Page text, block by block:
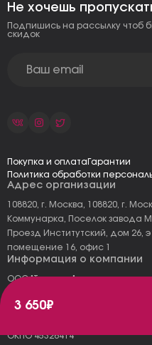
3 650₽
Адрес организации
108820, г. Москва, 108820, г.
Коммунарка, Поселок завода
Проезд Институтский, дом 26,
помещение 16, офис 1
Информация о компании
ООО "Тоскана"
КПП: 775101001
ОКПО 45326414
Не хочешь
Подпишись на рассылку чтоб
скидок
Покупка и оплата Гарантии
Политика обработки